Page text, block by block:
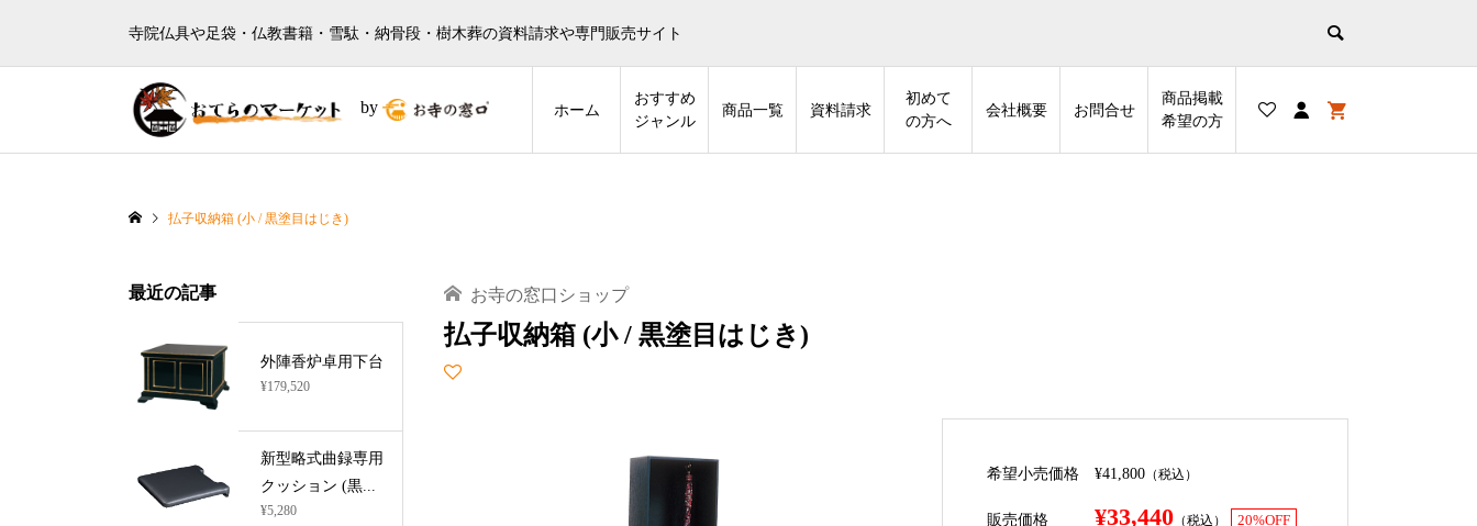
寺院仏具や足袋・仏教書籍・雪駄・納骨段・樹木葬の資料請求や専門販売サイト
by ホーム
おすすめ
ジャンル
商品一覧 資料請求
初めて
の方へ
会社概要 お問合せ
商品掲載
希望の⽅
払子収納箱 (小 / 黒塗目はじき)
お寺の窓口ショップ
払子収納箱 (小 / 黒塗目はじき)
希望小売価格 ¥41,800（税込）
販売価格 ¥33,440（税込） 20%OFF
最近の記事
外陣香炉卓用下台
¥179,520
新型略式曲録専用
クッション (黒...
¥5,280